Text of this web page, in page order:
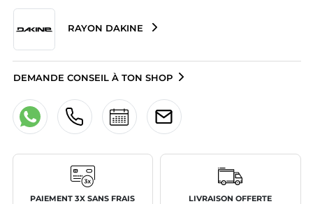
RAYON DAKINE
DEMANDE CONSEIL À TON SHOP
PAIEMENT 3X SANS FRAIS
LIVRAISON OFFERTE